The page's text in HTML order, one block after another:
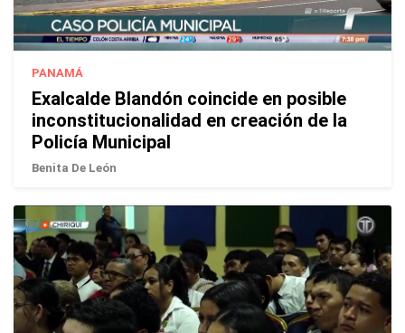
PANAMÁ
Exalcalde Blandón coincide en posible
inconstitucionalidad en creación de la
Policía Municipal
Benita De León